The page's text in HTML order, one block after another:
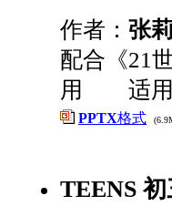
作者： 张
配合《21
用 适用
PPTX格式
TEENS